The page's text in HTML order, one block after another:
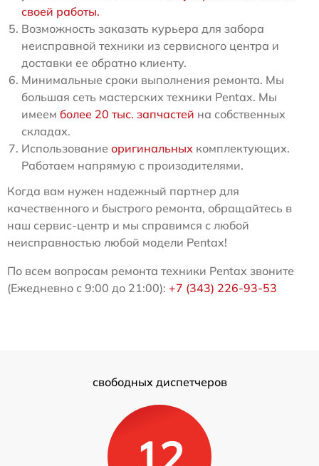
своей работы.
Возможность заказать курьера для забора
неисправной техники из сервисного центра и
доставки ее обратно клиенту.
Минимальные сроки выполнения ремонта. Мы
большая сеть мастерских техники Pentax. Мы
имеем более 20 тыс. запчастей на собственных
складах.
Использование оригинальных комплектующих.
Работаем напрямую с произодителями.
Когда вам нужен надежный партнер для
качественного и быстрого ремонта, обращайтесь в
наш сервис-центр и мы справимся с любой
неисправностью любой модели Pentax!
По всем вопросам ремонта техники Pentax звоните
(Ежедневно с 9:00 до 21:00): +7 (343) 226-93-53
свободных диспетчеров